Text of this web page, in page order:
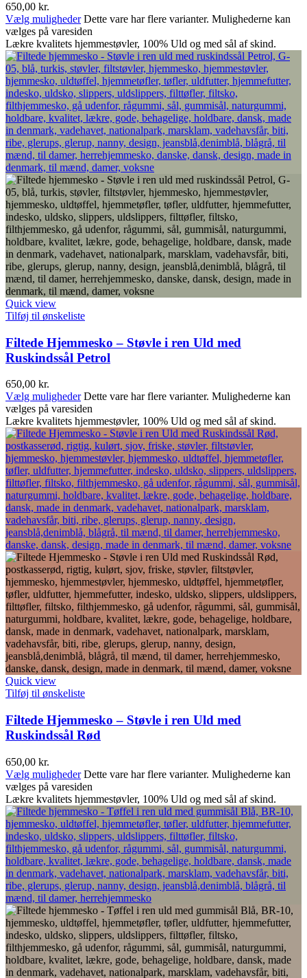
650,00 kr.
Vælg muligheder Dette vare har flere varianter. Mulighederne kan
vælges på varesiden
Lækre kvalitets hjemmestøvler, 100% Uld og med sål af skind.
Quick view
Tilføj til ønskeliste
Filtede Hjemmesko – Støvle i ren Uld med
Ruskindssål Petrol
650,00 kr.
Vælg muligheder Dette vare har flere varianter. Mulighederne kan
vælges på varesiden
Lækre kvalitets hjemmestøvler, 100% Uld og med sål af skind.
Quick view
Tilføj til ønskeliste
Filtede Hjemmesko – Støvle i ren Uld med
Ruskindssål Rød
650,00 kr.
Vælg muligheder Dette vare har flere varianter. Mulighederne kan
vælges på varesiden
Lækre kvalitets hjemmestøvler, 100% Uld og med sål af skind.